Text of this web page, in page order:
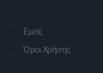
Εμείς
Όροι Χρήσης